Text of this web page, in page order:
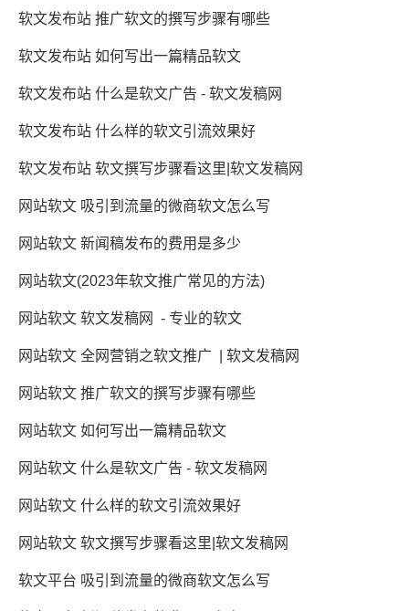
软文发布站 推广软文的撰写步骤有哪些
软文发布站 如何写出一篇精品软文
软文发布站 什么是软文广告 - 软文发稿网
软文发布站 什么样的软文引流效果好
软文发布站 软文撰写步骤看这里|软文发稿网
网站软文 吸引到流量的微商软文怎么写
网站软文 新闻稿发布的费用是多少
网站软文(2023年软文推广常见的方法)
网站软文 软文发稿网 - 专业的软文
网站软文 全网营销之软文推广 | 软文发稿网
网站软文 推广软文的撰写步骤有哪些
网站软文 如何写出一篇精品软文
网站软文 什么是软文广告 - 软文发稿网
网站软文 什么样的软文引流效果好
网站软文 软文撰写步骤看这里|软文发稿网
软文平台 吸引到流量的微商软文怎么写